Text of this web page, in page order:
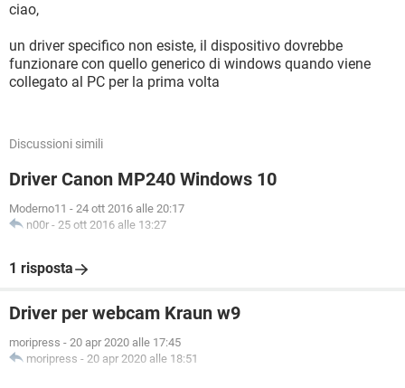
ciao,
un driver specifico non esiste, il dispositivo dovrebbe
funzionare con quello generico di windows quando viene
collegato al PC per la prima volta
Discussioni simili
Driver Canon MP240 Windows 10
Moderno11 - 24 ott 2016 alle 20:17
n00r - 25 ott 2016 alle 13:27
1 risposta
Driver per webcam Kraun w9
moripress - 20 apr 2020 alle 17:45
moripress - 20 apr 2020 alle 18:51